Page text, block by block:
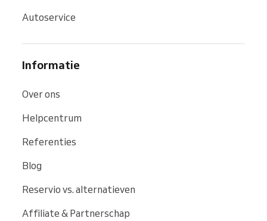
Autoservice
Informatie
Over ons
Helpcentrum
Referenties
Blog
Reservio vs. alternatieven
Affiliate & Partnerschap